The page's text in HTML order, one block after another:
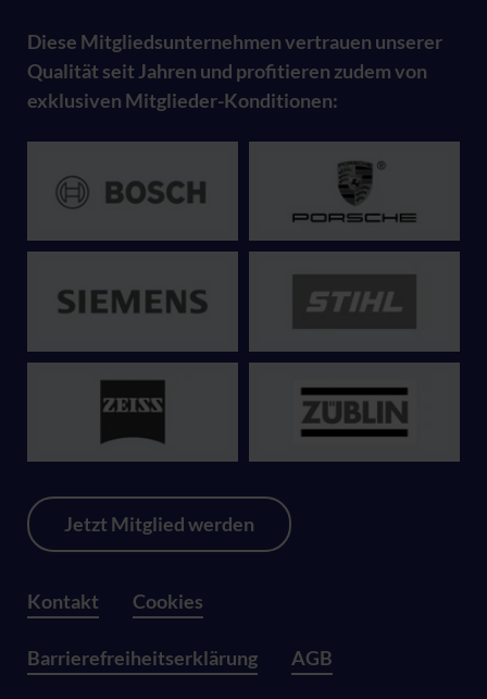
Diese Mitgliedsunternehmen vertrauen unserer
Qualität seit Jahren und profitieren zudem von
exklusiven Mitglieder-Konditionen:
Jetzt Mitglied werden
Kontakt Cookies
Barrierefreiheitserklärung AGB